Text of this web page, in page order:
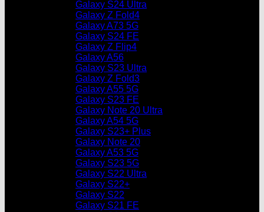
Galaxy S24 Ultra
Galaxy Z Fold4
Galaxy A73 5G
Galaxy S24 FE
Galaxy Z Flip4
Galaxy A56
Galaxy S23 Ultra
Galaxy Z Fold3
Galaxy A55 5G
Galaxy S23 FE
Galaxy Note 20 Ultra
Galaxy A54 5G
Galaxy S23+ Plus
Galaxy Note 20
Galaxy A53 5G
Galaxy S23 5G
Galaxy S22 Ultra
Galaxy S22+
Galaxy S22
Galaxy S21 FE